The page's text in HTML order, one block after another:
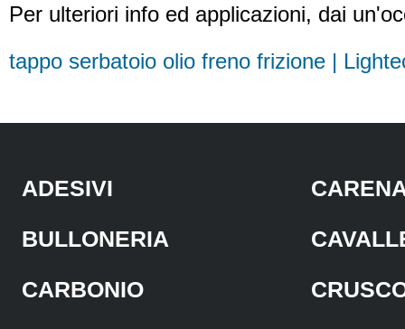
Per ulteriori info ed applicazioni, dai
tappo serbatoio olio freno frizione |
ADESIVI
BULLONERIA
CARBONIO